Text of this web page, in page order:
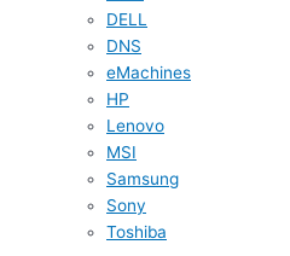
DELL
DNS
eMachines
HP
Lenovo
MSI
Samsung
Sony
Toshiba